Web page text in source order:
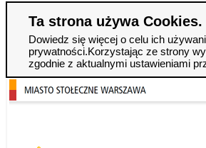
Ta strona używa Cookies.
Dowiedz się więcej o celu ich
prywatności.Korzystając ze strony
zgodnie z aktualnymi ustawieniami